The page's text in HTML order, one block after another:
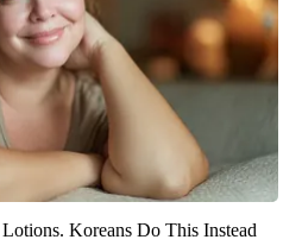
Koreans Do This Instead